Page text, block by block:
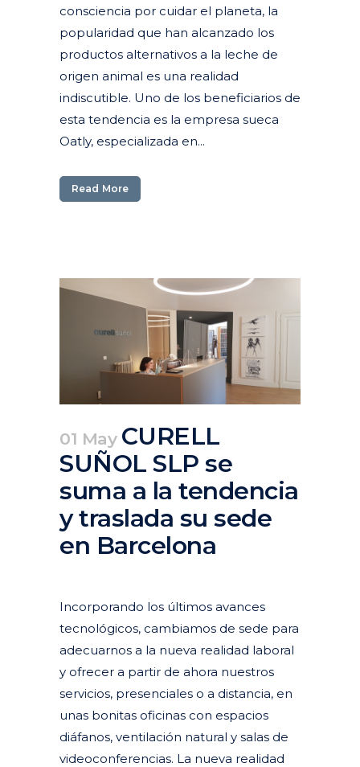
consciencia por cuidar el planeta, la
popularidad que han alcanzado los
productos alternativos a la leche de
origen animal es una realidad
indiscutible. Uno de los beneficiarios de
esta tendencia es la empresa sueca
Oatly, especializada en...
Read More
01 May CURELL
SUÑOL SLP se
suma a la tendencia
y traslada su sede
en Barcelona
Incorporando los últimos avances
tecnológicos, cambiamos de sede para
adecuarnos a la nueva realidad laboral
y ofrecer a partir de ahora nuestros
servicios, presenciales o a distancia, en
unas bonitas oficinas con espacios
diáfanos, ventilación natural y salas de
videoconferencias. La nueva realidad